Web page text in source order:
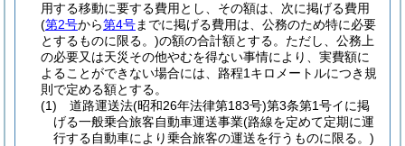
用する移動に要する費用とし、その額は、次に掲げる費用
(第2号から第4号までに掲げる費用は、公務のため特に必要
とするものに限る。)の額の合計額とする。 ただし、公務上
の必要又は天災その他やむを得ない事情により、実費額に
よることができない場合には、路程1キロメートルにつき規
則で定める額とする。
(1)
道路運送法(昭和26年法律第183号)第3条第1号イに掲
げる一般乗合旅客自動車運送事業(路線を定めて定期に運
行する自動車により乗合旅客の運送を行うものに限る。)